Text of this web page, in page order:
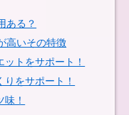
ある？
高いその特徴
トをサポート！
をサポート！
！